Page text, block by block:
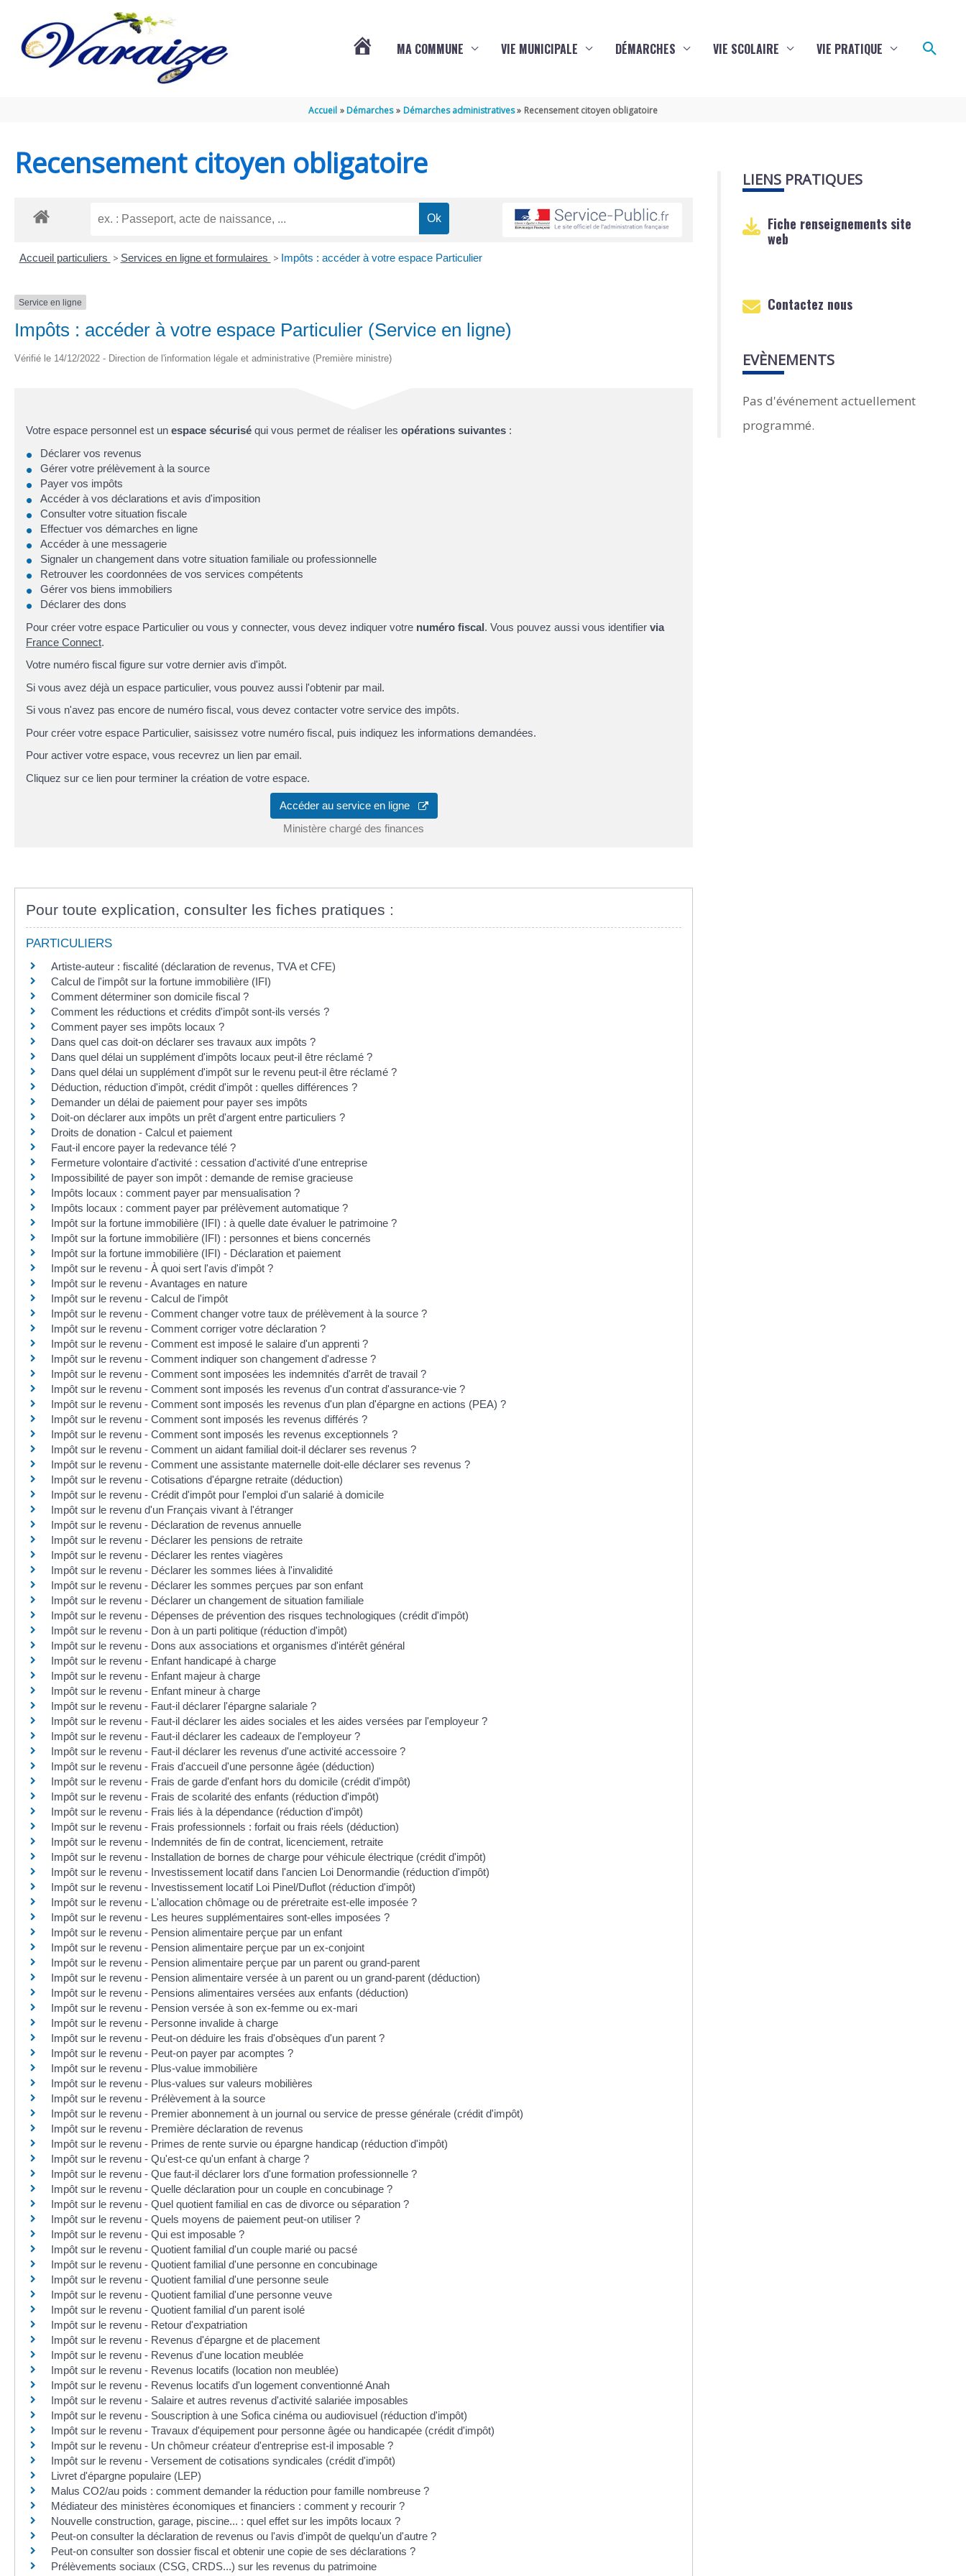
DE
VARAIZE
MA COMMUNE VIE MUNICIPALE DÉMARCHES VIE SCOLAIRE VIE PRATIQUE
Accueil Démarches Démarches administratives Recensement citoyen obligatoire
Recensement citoyen obligatoire
Accueil particuliers > Services en ligne et formulaires > Impôts : accéder à votre espace Particulier
Service en ligne
Impôts : accéder à votre espace Particulier (Service en ligne)
Vérifié le 14/12/2022 - Direction de l'information légale et administrative (Première ministre)
Votre espace personnel est un espace sécurisé qui vous permet de réaliser les opérations suivantes :
Déclarer vos revenus
Gérer votre prélèvement à la source
Payer vos impôts
Accéder à vos déclarations et avis d'imposition
Consulter votre situation fiscale
Effectuer vos démarches en ligne
Accéder à une messagerie
Signaler un changement dans votre situation familiale ou professionnelle
Retrouver les coordonnées de vos services compétents
Gérer vos biens immobiliers
Déclarer des dons
Pour créer votre espace Particulier ou vous y connecter, vous devez indiquer votre numéro fiscal. Vous pouvez aussi vous identifier via
France Connect.
Votre numéro fiscal figure sur votre dernier avis d'impôt.
Si vous avez déjà un espace particulier, vous pouvez aussi l'obtenir par mail.
Si vous n'avez pas encore de numéro fiscal, vous devez contacter votre service des impôts.
Pour créer votre espace Particulier, saisissez votre numéro fiscal, puis indiquez les informations demandées.
Pour activer votre espace, vous recevrez un lien par email.
Cliquez sur ce lien pour terminer la création de votre espace.
Accéder au service en ligne
Ministère chargé des finances
Pour toute explication, consulter les fiches pratiques :
PARTICULIERS
Artiste-auteur : fiscalité (déclaration de revenus, TVA et CFE)
Calcul de l'impôt sur la fortune immobilière (IFI)
Comment déterminer son domicile fiscal ?
Comment les réductions et crédits d'impôt sont-ils versés ?
Comment payer ses impôts locaux ?
Dans quel cas doit-on déclarer ses travaux aux impôts ?
Dans quel délai un supplément d'impôts locaux peut-il être réclamé ?
Dans quel délai un supplément d'impôt sur le revenu peut-il être réclamé ?
Déduction, réduction d'impôt, crédit d'impôt : quelles différences ?
Demander un délai de paiement pour payer ses impôts
Doit-on déclarer aux impôts un prêt d'argent entre particuliers ?
Droits de donation - Calcul et paiement
Faut-il encore payer la redevance télé ?
Fermeture volontaire d'activité : cessation d'activité d'une entreprise
Impossibilité de payer son impôt : demande de remise gracieuse
Impôts locaux : comment payer par mensualisation ?
Impôts locaux : comment payer par prélèvement automatique ?
Impôt sur la fortune immobilière (IFI) : à quelle date évaluer le patrimoine ?
Impôt sur la fortune immobilière (IFI) : personnes et biens concernés
Impôt sur la fortune immobilière (IFI) - Déclaration et paiement
Impôt sur le revenu - À quoi sert l'avis d'impôt ?
Impôt sur le revenu - Avantages en nature
Impôt sur le revenu - Calcul de l'impôt
Impôt sur le revenu - Comment changer votre taux de prélèvement à la source ?
Impôt sur le revenu - Comment corriger votre déclaration ?
Impôt sur le revenu - Comment est imposé le salaire d'un apprenti ?
Impôt sur le revenu - Comment indiquer son changement d'adresse ?
Impôt sur le revenu - Comment sont imposées les indemnités d'arrêt de travail ?
Impôt sur le revenu - Comment sont imposés les revenus d'un contrat d'assurance-vie ?
Impôt sur le revenu - Comment sont imposés les revenus d'un plan d'épargne en actions (PEA) ?
Impôt sur le revenu - Comment sont imposés les revenus différés ?
Impôt sur le revenu - Comment sont imposés les revenus exceptionnels ?
Impôt sur le revenu - Comment un aidant familial doit-il déclarer ses revenus ?
Impôt sur le revenu - Comment une assistante maternelle doit-elle déclarer ses revenus ?
Impôt sur le revenu - Cotisations d'épargne retraite (déduction)
Impôt sur le revenu - Crédit d'impôt pour l'emploi d'un salarié à domicile
Impôt sur le revenu d'un Français vivant à l'étranger
Impôt sur le revenu - Déclaration de revenus annuelle
Impôt sur le revenu - Déclarer les pensions de retraite
Impôt sur le revenu - Déclarer les rentes viagères
Impôt sur le revenu - Déclarer les sommes liées à l'invalidité
Impôt sur le revenu - Déclarer les sommes perçues par son enfant
Impôt sur le revenu - Déclarer un changement de situation familiale
Impôt sur le revenu - Dépenses de prévention des risques technologiques (crédit d'impôt)
Impôt sur le revenu - Don à un parti politique (réduction d'impôt)
Impôt sur le revenu - Dons aux associations et organismes d'intérêt général
Impôt sur le revenu - Enfant handicapé à charge
Impôt sur le revenu - Enfant majeur à charge
Impôt sur le revenu - Enfant mineur à charge
Impôt sur le revenu - Faut-il déclarer l'épargne salariale ?
Impôt sur le revenu - Faut-il déclarer les aides sociales et les aides versées par l'employeur ?
Impôt sur le revenu - Faut-il déclarer les cadeaux de l'employeur ?
Impôt sur le revenu - Faut-il déclarer les revenus d'une activité accessoire ?
Impôt sur le revenu - Frais d'accueil d'une personne âgée (déduction)
Impôt sur le revenu - Frais de garde d'enfant hors du domicile (crédit d'impôt)
Impôt sur le revenu - Frais de scolarité des enfants (réduction d'impôt)
Impôt sur le revenu - Frais liés à la dépendance (réduction d'impôt)
Impôt sur le revenu - Frais professionnels : forfait ou frais réels (déduction)
Impôt sur le revenu - Indemnités de fin de contrat, licenciement, retraite
Impôt sur le revenu - Installation de bornes de charge pour véhicule électrique (crédit d'impôt)
Impôt sur le revenu - Investissement locatif dans l'ancien Loi Denormandie (réduction d'impôt)
Impôt sur le revenu - Investissement locatif Loi Pinel/Duflot (réduction d'impôt)
Impôt sur le revenu - L'allocation chômage ou de préretraite est-elle imposée ?
Impôt sur le revenu - Les heures supplémentaires sont-elles imposées ?
Impôt sur le revenu - Pension alimentaire perçue par un enfant
Impôt sur le revenu - Pension alimentaire perçue par un ex-conjoint
Impôt sur le revenu - Pension alimentaire perçue par un parent ou grand-parent
Impôt sur le revenu - Pension alimentaire versée à un parent ou un grand-parent (déduction)
Impôt sur le revenu - Pensions alimentaires versées aux enfants (déduction)
Impôt sur le revenu - Pension versée à son ex-femme ou ex-mari
Impôt sur le revenu - Personne invalide à charge
Impôt sur le revenu - Peut-on déduire les frais d'obsèques d'un parent ?
Impôt sur le revenu - Peut-on payer par acomptes ?
Impôt sur le revenu - Plus-value immobilière
Impôt sur le revenu - Plus-values sur valeurs mobilières
Impôt sur le revenu - Prélèvement à la source
Impôt sur le revenu - Premier abonnement à un journal ou service de presse générale (crédit d'impôt)
Impôt sur le revenu - Première déclaration de revenus
Impôt sur le revenu - Primes de rente survie ou épargne handicap (réduction d'impôt)
Impôt sur le revenu - Qu'est-ce qu'un enfant à charge ?
Impôt sur le revenu - Que faut-il déclarer lors d'une formation professionnelle ?
Impôt sur le revenu - Quelle déclaration pour un couple en concubinage ?
Impôt sur le revenu - Quel quotient familial en cas de divorce ou séparation ?
Impôt sur le revenu - Quels moyens de paiement peut-on utiliser ?
Impôt sur le revenu - Qui est imposable ?
Impôt sur le revenu - Quotient familial d'un couple marié ou pacsé
Impôt sur le revenu - Quotient familial d'une personne en concubinage
Impôt sur le revenu - Quotient familial d'une personne seule
Impôt sur le revenu - Quotient familial d'une personne veuve
Impôt sur le revenu - Quotient familial d'un parent isolé
Impôt sur le revenu - Retour d'expatriation
Impôt sur le revenu - Revenus d'épargne et de placement
Impôt sur le revenu - Revenus d'une location meublée
Impôt sur le revenu - Revenus locatifs (location non meublée)
Impôt sur le revenu - Revenus locatifs d'un logement conventionné Anah
Impôt sur le revenu - Salaire et autres revenus d'activité salariée imposables
Impôt sur le revenu - Souscription à une Sofica cinéma ou audiovisuel (réduction d'impôt)
Impôt sur le revenu - Travaux d'équipement pour personne âgée ou handicapée (crédit d'impôt)
Impôt sur le revenu - Un chômeur créateur d'entreprise est-il imposable ?
Impôt sur le revenu - Versement de cotisations syndicales (crédit d'impôt)
Livret d'épargne populaire (LEP)
Malus CO2/au poids : comment demander la réduction pour famille nombreuse ?
Médiateur des ministères économiques et financiers : comment y recourir ?
Nouvelle construction, garage, piscine... : quel effet sur les impôts locaux ?
Peut-on consulter la déclaration de revenus ou l'avis d'impôt de quelqu'un d'autre ?
Peut-on consulter son dossier fiscal et obtenir une copie de ses déclarations ?
Prélèvements sociaux (CSG, CRDS...) sur les revenus du patrimoine
LIENS PRATIQUES
Fiche renseignements site
web
Contactez nous
EVÈNEMENTS
Pas d'événement actuellement
programmé.